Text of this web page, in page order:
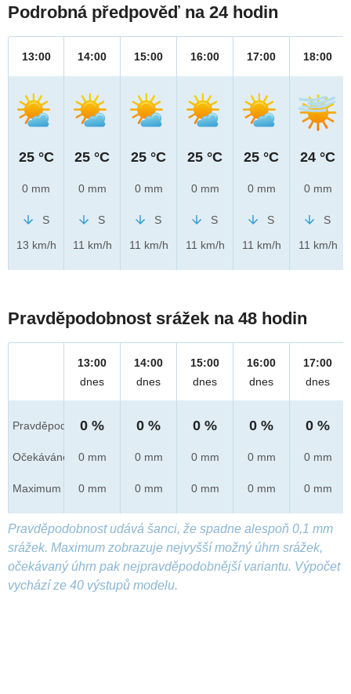
Podrobná předpověď na 24 hodin
13:00
25 °C
0 mm
S
13 km/h
14:00
25 °C
0 mm
S
11 km/h
15:00
25 °C
0 mm
S
11 km/h
16:00
25 °C
0 mm
S
11 km/h
17:00
25 °C
0 mm
S
11 km/h
18:00
24 °C
0 mm
S
11 km/h
Pravděpodobnost srážek na 48 hodin
Pravděpod.
Očekáváno
Maximum
13:00
dnes
0 %
0 mm
0 mm
14:00
dnes
0 %
0 mm
0 mm
15:00
dnes
0 %
0 mm
0 mm
16:00
dnes
0 %
0 mm
0 mm
17:00
dnes
0 %
0 mm
0 mm
Pravděpodobnost udává šanci, že spadne alespoň 0,1 mm
srážek. Maximum zobrazuje nejvyšší možný úhrn srážek,
očekávaný úhrn pak nejpravděpodobnější variantu. Výpočet
vychází ze 40 výstupů modelu.